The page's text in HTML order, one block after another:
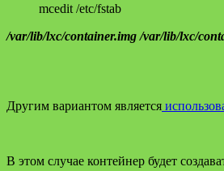
mcedit /etc/fstab
/var/lib/lxc/container.img /var/lib/lxc/
Другим вариантом является
В этом случае контейнер будет